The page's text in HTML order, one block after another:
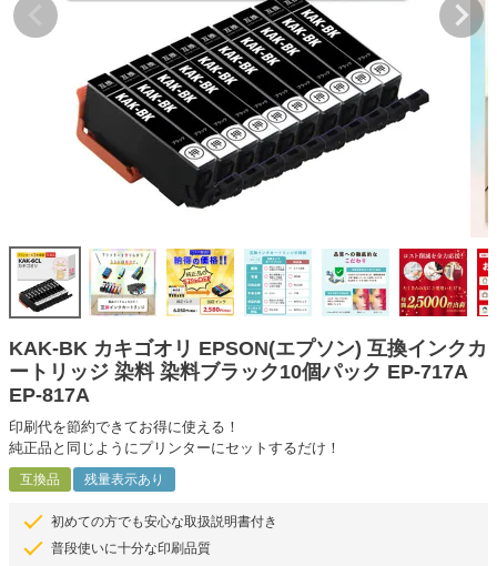
互換インクボトル
互換インクカートリッジ
再生インクカートリッジ
記事を探す
ご利用ガイド
よくある質問
お問い合わせ
会員専用商品
説明書ダウンロード
KAK-BK カキゴオリ EPSON(エプソン) 互換インクカ
ートリッジ 染料 染料ブラック10個パック EP-717A
EP-817A
印刷代を節約できてお得に使える！
純正品と同じようにプリンターにセットするだけ！
互換品 残量表示あり
初めての方でも安心な取扱説明書付き
普段使いに十分な印刷品質